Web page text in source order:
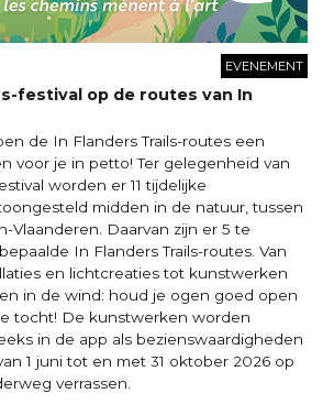
EVENEMENT
festival op de routes van In
de In Flanders Trails-routes een
voor je in petto! Ter gelegenheid van
worden er 11 tijdelijke
midden in de natuur, tussen
Vlaanderen. Daarvan zijn er 5 te
In Flanders Trails-routes. Van
en lichtcreaties tot kunstwerken
in de wind: houd je ogen goed open
tocht! De kunstwerken worden
in de app als bezienswaardigheden
1 juni tot en met 31 oktober 2026 op
verrassen.